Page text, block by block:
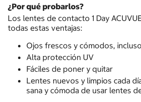
¿Por qué probarlos?
Los lentes de contacto 1 Day
todas estas ventajas:
Ojos frescos y cómodos,
Alta protección UV
Fáciles de poner y quitar
Lentes nuevos y limpios cada
sana y cómoda de usar lentes